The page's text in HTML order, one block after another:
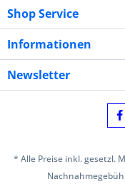
Shop Service
Informationen
Newsletter
* Alle Preise inkl. gesetzl.